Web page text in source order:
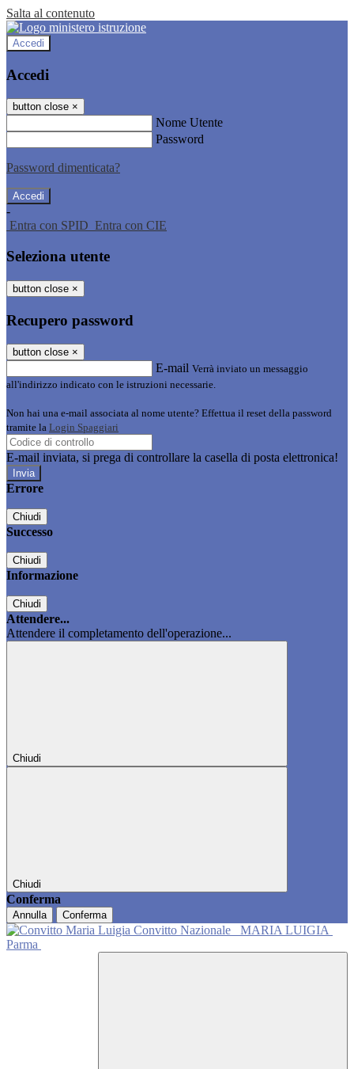
Salta al contenuto
Accedi
Accedi
button close ×
Nome Utente
Password
Password dimenticata?
-
Entra con SPID Entra con CIE
Seleziona utente
button close ×
Recupero password
button close ×
E-mail Verrà inviato un messaggio
all'indirizzo indicato con le istruzioni necessarie.
Non hai una e-mail associata al nome utente? Effettua il reset della password
tramite la Login Spaggiari
E-mail inviata, si prega di controllare la casella di posta elettronica!
Errore
Chiudi
Successo
Chiudi
Informazione
Chiudi
Attendere...
Attendere il completamento dell'operazione...
Chiudi
Chiudi
Conferma
Annulla Conferma
Convitto Nazionale
MARIA LUIGIA
Parma